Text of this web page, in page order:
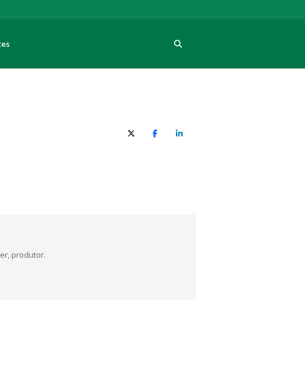
X (Twitter)FacebookO LinkedIn
produtor.